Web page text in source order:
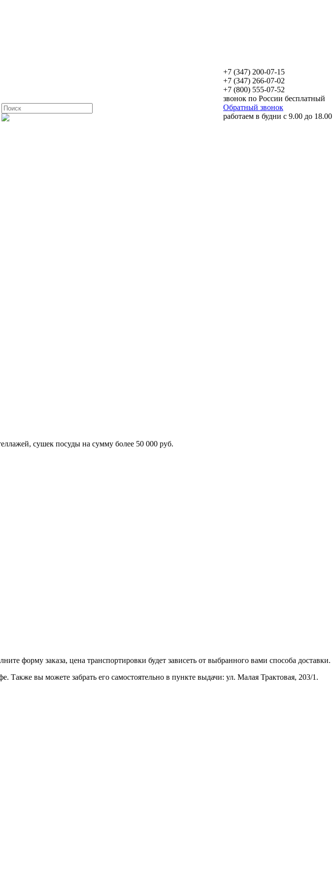
+7 (347) 200-07-15
+7 (347) 266-07-02
+7 (800) 555-07-52
звонок по России бесплатный
Обратный звонок
работаем в будни с 9.00 до 18.00
сушек посуды на сумму более 50 000 руб.
форму заказа, цена транспортировки будет зависеть от выбранного вами способа доставки.
вы можете забрать его самостоятельно в пункте выдачи: ул. Малая Трактовая, 203/1.